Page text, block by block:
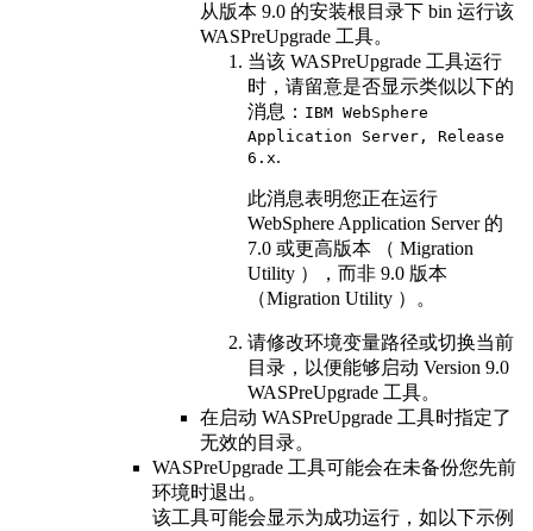
从版本 9.0 的安装根目录下 bin 运行该
WASPreUpgrade 工具。
当该 WASPreUpgrade 工具运行
时，请留意是否显示类似以下的
消息： IBM WebSphere
Application Server, Release
6.x.
此消息表明您正在运行
WebSphere Application Server的
7.0 或更高版本 （ Migration
Utility ），而非 9.0 版本
（Migration Utility ）。
请修改环境变量路径或切换当前
目录，以便能够启动 Version 9.0
WASPreUpgrade 工具。
在启动 WASPreUpgrade 工具时指定了
无效的目录。
WASPreUpgrade 工具可能会在未备份您先前
环境时退出。
该工具可能会显示为成功运行，如以下示例